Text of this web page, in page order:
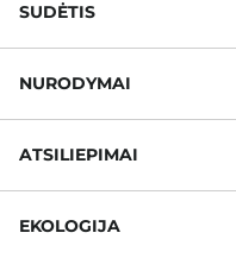
SUDĖTIS
NURODYMAI
ATSILIEPIMAI
EKOLOGIJA